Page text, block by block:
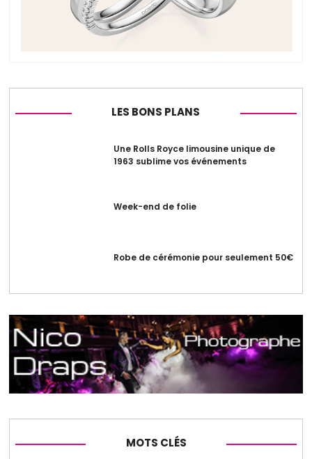
LES BONS PLANS
Une Rolls Royce limousine unique de
1963 sublime vos événements
Week-end de folie
Robe de cérémonie pour seulement 50€
MOTS CLÉS